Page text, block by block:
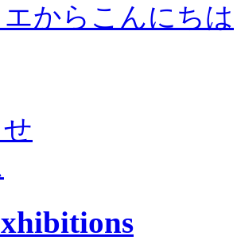
からこんにちは